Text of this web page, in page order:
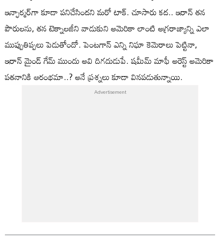
ఇన్ఫార్మర్‌గా కూడా పనిచేసిందని మరో టాక్. చూసారు కద.. ఇరాన్ తన
పౌరులను, తన టెక్నాలజీని వాడుకుని అమెరికా లాంటి అగ్రరాజ్యాన్ని ఎలా
ముప్పుతిప్పలు పెడుతోందో. పెంటగాన్ ఎన్ని నిఘా కెమెరాలు పెట్టినా,
ఇరాన్ మైండ్ గేమ్ ముందు అవి దిగదుడుపే. షమీమ్ మాఫీ అరెస్ట్ అమెరికా
పతనానికి ఆరంభమా..? అనే ప్రశ్నలు కూడా వినపడుతున్నాయి.